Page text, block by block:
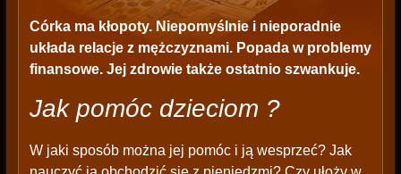
Córka ma kłopoty. Niepomyślnie i nieporadnie
układa relacje z mężczyznami. Popada w problemy
finansowe. Jej zdrowie także ostatnio szwankuje.
Jak pomóc dzieciom ?
W jaki sposób można jej pomóc i ją wesprzeć? Jak